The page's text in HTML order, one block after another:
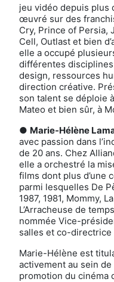
jeu vidéo depuis plus
œuvré sur des
Cry, Prince of Persia,
Cell, Outlast et bien
elle a occupé
différentes
design, ressources
direction créative.
son talent se déploie
Mateo et bien sûr, à
● Marie-Hélène
avec passion dans
de 20 ans. Chez
elle a orchestré la
films dont plus d’une
parmi lesquelles De
1987, 1981, Mommy,
L’Arracheuse de
nommée Vice-
salles et co-directrice
Marie-Hélène est
activement au sein
promotion du cinéma